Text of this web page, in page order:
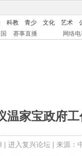
科教 青少 文化 艺术
赛事直播 网络
温家宝政府
| 进入复兴论坛| 来源：